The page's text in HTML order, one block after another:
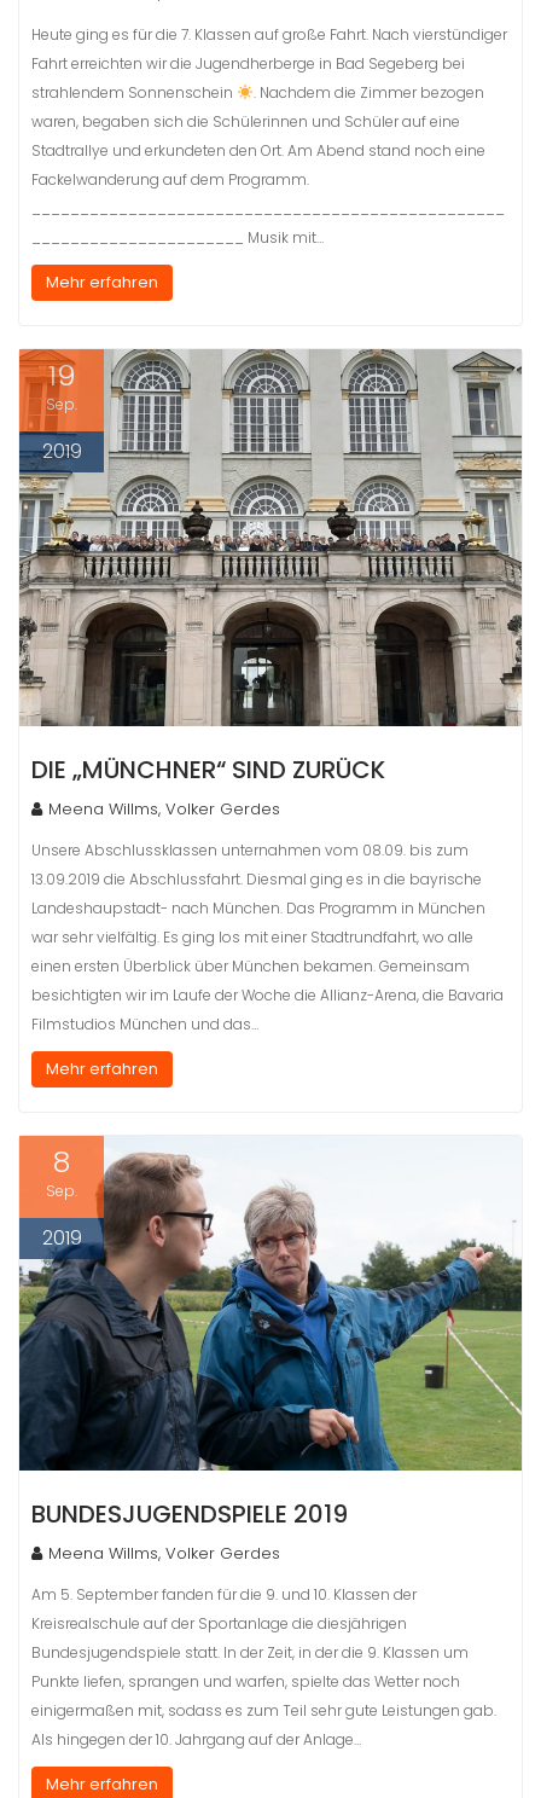
Heute ging es für die 7. Klassen auf große Fahrt. Nach vierstündiger
Fahrt erreichten wir die Jugendherberge in Bad Segeberg bei
strahlendem Sonnenschein
. Nachdem die Zimmer bezogen
waren, begaben sich die Schülerinnen und Schüler auf eine
Stadtrallye und erkundeten den Ort. Am Abend stand noch eine
Fackelwanderung auf dem Programm.
______________________ Musik mit…
Mehr erfahren
19
Sep.
2019
DIE „MÜNCHNER“ SIND ZURÜCK
Meena Willms, Volker Gerdes
Unsere Abschlussklassen unternahmen vom 08.09. bis zum
13.09.2019 die Abschlussfahrt. Diesmal ging es in die bayrische
Landeshaupstadt- nach München. Das Programm in München
war sehr vielfältig. Es ging los mit einer Stadtrundfahrt, wo alle
einen ersten Überblick über München bekamen. Gemeinsam
besichtigten wir im Laufe der Woche die Allianz-Arena, die Bavaria
Filmstudios München und das…
Mehr erfahren
8
Sep.
2019
BUNDESJUGENDSPIELE 2019
Meena Willms, Volker Gerdes
Am 5. September fanden für die 9. und 10. Klassen der
Kreisrealschule auf der Sportanlage die diesjährigen
Bundesjugendspiele statt. In der Zeit, in der die 9. Klassen um
Punkte liefen, sprangen und warfen, spielte das Wetter noch
einigermaßen mit, sodass es zum Teil sehr gute Leistungen gab.
Als hingegen der 10. Jahrgang auf der Anlage…
Mehr erfahren